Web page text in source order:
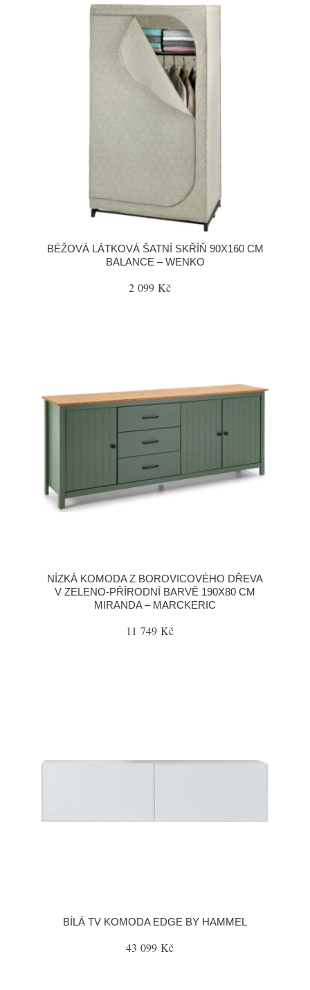
BÉŽOVÁ LÁTKOVÁ ŠATNÍ SKŘÍŇ 90X160 CM
BALANCE – WENKO
2 099 Kč
NÍZKÁ KOMODA Z BOROVICOVÉHO DŘEVA
V ZELENO-PŘÍRODNÍ BARVĚ 190X80 CM
MIRANDA – MARCKERIC
11 749 Kč
BÍLÁ TV KOMODA EDGE BY HAMMEL
43 099 Kč